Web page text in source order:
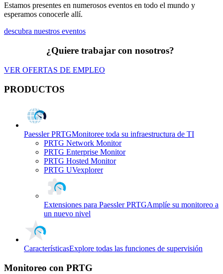
Estamos presentes en numerosos eventos en todo el mundo y
esperamos conocerle allí.
descubra nuestros eventos
¿Quiere trabajar con nosotros?
VER OFERTAS DE EMPLEO
PRODUCTOS
Paessler PRTGMonitoree toda su infraestructura de TI
PRTG Network Monitor
PRTG Enterprise Monitor
PRTG Hosted Monitor
PRTG UVexplorer
Extensiones para Paessler PRTGAmplíe su monitoreo a
un nuevo nivel
CaracterísticasExplore todas las funciones de supervisión
Monitoreo con PRTG